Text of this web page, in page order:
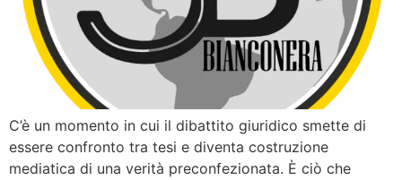
C’è un momento in cui il dibattito giuridico smette di
essere confronto tra tesi e diventa costruzione
mediatica di una verità preconfezionata. È ciò che